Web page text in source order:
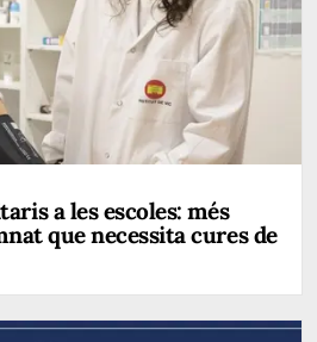
a les escoles: més
que necessita cures de